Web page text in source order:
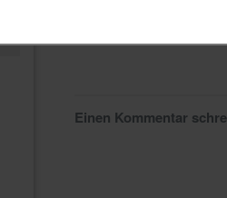
Einen Kommentar